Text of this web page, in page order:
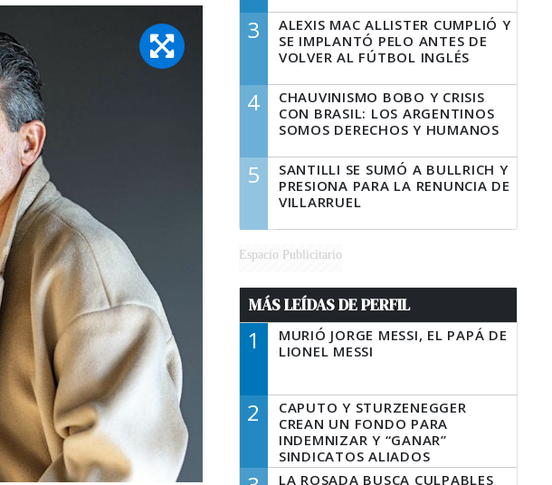
3
ALEXIS MAC ALLISTER CUMPLIÓ Y
SE IMPLANTÓ PELO ANTES DE
VOLVER AL FÚTBOL INGLÉS
4
CHAUVINISMO BOBO Y CRISIS
CON BRASIL: LOS ARGENTINOS
SOMOS DERECHOS Y HUMANOS
5
SANTILLI SE SUMÓ A BULLRICH Y
PRESIONA PARA LA RENUNCIA DE
VILLARRUEL
Espacio Publicitario
MÁS LEÍDAS DE PERFIL
1
MURIÓ JORGE MESSI, EL PAPÁ DE
LIONEL MESSI
2
CAPUTO Y STURZENEGGER
CREAN UN FONDO PARA
INDEMNIZAR Y “GANAR”
SINDICATOS ALIADOS
LA ROSADA BUSCA CULPABLES